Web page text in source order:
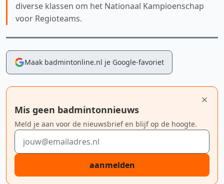
diverse klassen om het Nationaal Kampioenschap
voor Regioteams.
Maak badmintonline.nl je Google-favoriet
Mis geen badmintonnieuws
Meld je aan voor de nieuwsbrief en blijf op de hoogte.
E-mailadres
aanmelden